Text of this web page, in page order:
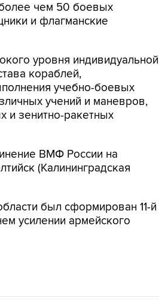
чем 50 боевых
и флагманские
уровня индивидуальной
кораблей,
учебно-боевых
учений и маневров,
и зенитно-ракетных
ВМФ России на
(Калининградская
был сформирован 11-й
усилении армейского